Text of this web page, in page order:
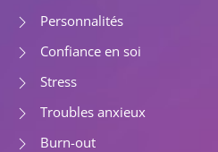
Personnalités
Confiance en soi
Stress
Troubles anxieux
Burn-out